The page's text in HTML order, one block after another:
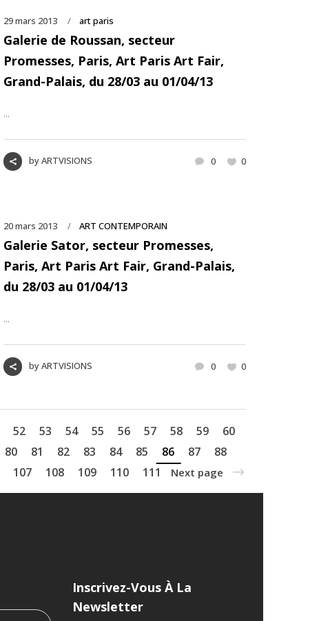
29 mars 2013 art paris
Galerie de Roussan, secteur
Promesses, Paris, Art Paris Art Fair,
Grand-Palais, du 28/03 au 01/04/13
...
byARTVISIONS 0
0
20 mars 2013 ART CONTEMPORAIN
Galerie Sator, secteur Promesses,
Paris, Art Paris Art Fair, Grand-Palais,
du 28/03 au 01/04/13
...
byARTVISIONS 0 0
52 53 54 55 56 57 58 59
60
80 81 82 83 84 85 86 87
88
107 108 109 110 111 Next page
Inscrivez-Vous À La
Newsletter